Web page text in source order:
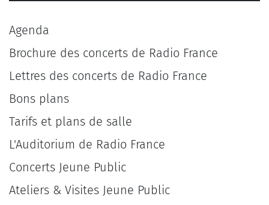
Agenda
Brochure des concerts de Radio France
Lettres des concerts de Radio France
Bons plans
Tarifs et plans de salle
L'Auditorium de Radio France
Concerts Jeune Public
Ateliers & Visites Jeune Public